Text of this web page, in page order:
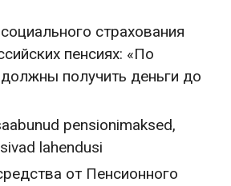
страхования
пенсиях: «По
получить деньги до
pensionimaksed,
lahendusi
от Пенсионного